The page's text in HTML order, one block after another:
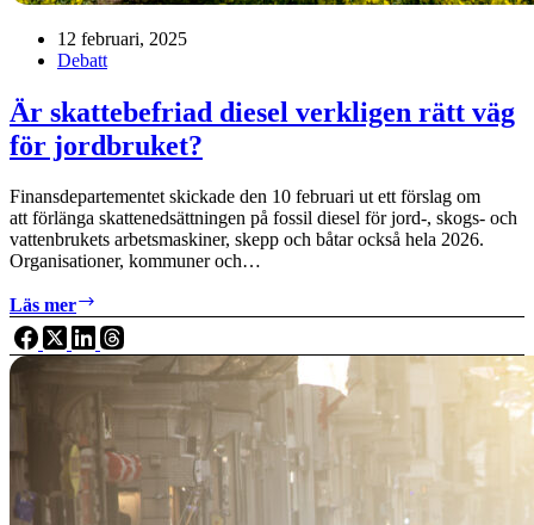
12 februari, 2025
Debatt
Är skattebefriad diesel verkligen rätt väg
för jordbruket?
Finansdepartementet skickade den 10 februari ut ett förslag om
att förlänga skattenedsättningen på fossil diesel för jord-, skogs- och
vattenbrukets arbetsmaskiner, skepp och båtar också hela 2026.
Organisationer, kommuner och…
Läs mer
skattebefriad
diesel
verkligen
väg
för
jordbruket?